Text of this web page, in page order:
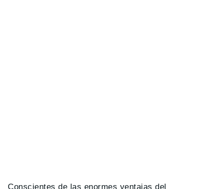
Conscientes de las enormes ventajas del